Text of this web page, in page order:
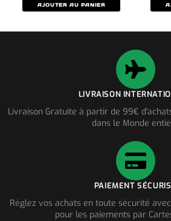
AJOUTER AU PANIER
LIVRAISON
Livraison Gratuite à partir de 99€
dans le Monde
PAIEMENT
Réglez vos achats en toute sécurité
pour les paiements par